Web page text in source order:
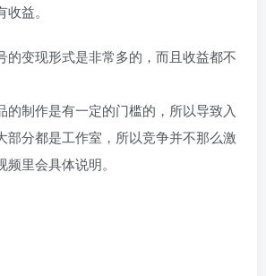
益。
的变现形式是非常多的，而且收益都不
的制作是有一定的门槛的，所以导致入
部分都是工作室，所以竞争并不那么激
里会具体说明。